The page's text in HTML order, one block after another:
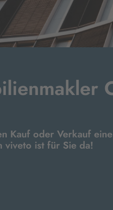
Kauf oder Verkauf
viveto ist für Sie da!